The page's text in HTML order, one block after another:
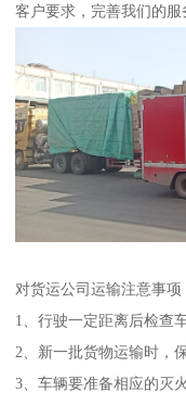
客户要求，完善我们的服
对货运公司运输注意事项
1、行驶一定距离后检查
2、新一批货物运输时，
3、车辆要准备相应的灭